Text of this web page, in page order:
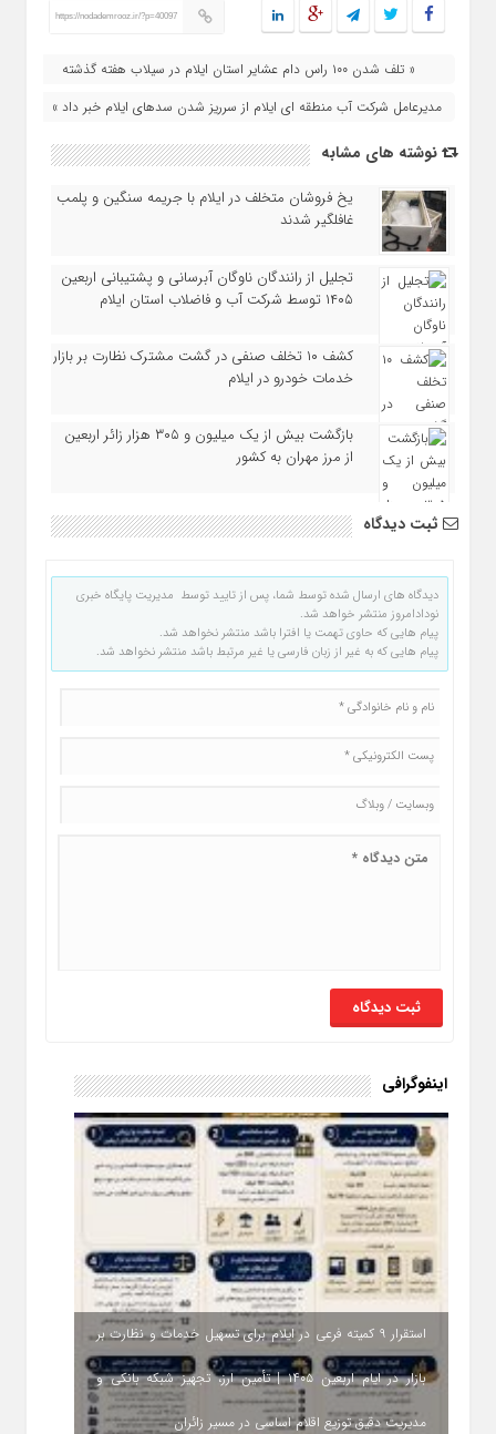
https://nodademrooz.ir/?p=40097
« تلف شدن ۱۰۰ راس دام عشایر استان ایلام در سیلاب هفته گذشته
مدیرعامل شرکت آب منطقه ای ایلام از سرریز شدن سدهای ایلام خبر داد »
نوشته های مشابه
یخ‌ فروشان متخلف در ایلام با جریمه سنگین و پلمب
غافلگیر شدند
تجلیل از رانندگان ناوگان آبرسانی و پشتیبانی اربعین
۱۴۰۵ توسط شرکت آب و فاضلاب استان ایلام
کشف ۱۰ تخلف صنفی در گشت مشترک نظارت بر بازار
خدمات خودرو در ایلام
بازگشت بیش از یک میلیون و ۳۰۵ هزار زائر اربعین
از مرز مهران به کشور
ثبت دیدگاه
دیدگاه های ارسال شده توسط شما، پس از تایید توسط مدیریت پایگاه خبری
نودادامروز منتشر خواهد شد.
پیام هایی که حاوی تهمت یا افترا باشد منتشر نخواهد شد.
پیام هایی که به غیر از زبان فارسی یا غیر مرتبط باشد منتشر نخواهد شد.
اینفوگرافی
استقرار ۹ کمیته فرعی در ایلام برای تسهیل خدمات و نظارت بر
بازار در ایام اربعین ۱۴۰۵ | تأمین ارز، تجهیز شبکه بانکی و
مدیریت دقیق توزیع اقلام اساسی در مسیر زائران